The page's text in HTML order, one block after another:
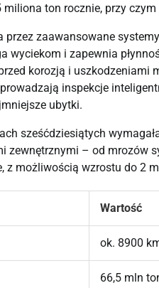
ton rocznie, przy
przez zaawansowane
wyciekom i zapewnia
korozją i
inspekcje
ubytki.
sześćdziesiątych
zewnętrznymi – od mrozów
z możliwością wzrostu do 2
Wartość
ok. 8900
66,5 mln